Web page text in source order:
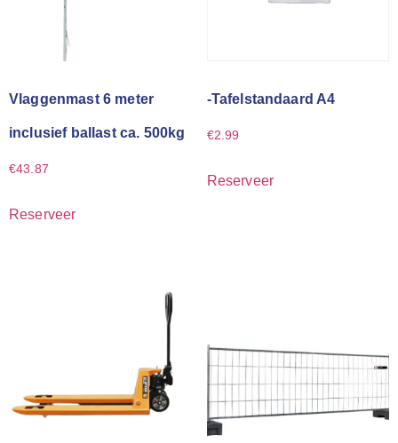
Vlaggenmast 6 meter
inclusief ballast ca. 500kg
€43.87
Reserveer
-Tafelstandaard A4
€2.99
Reserveer